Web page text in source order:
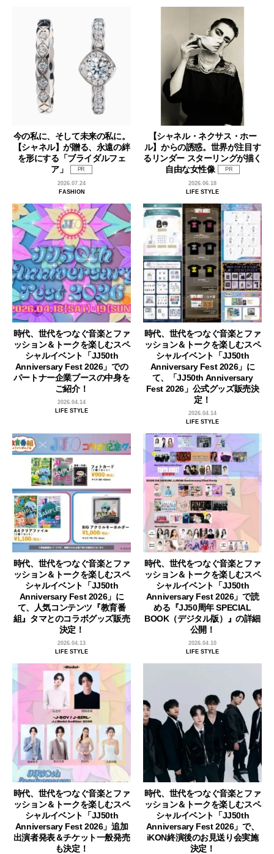
今の私に、そして未来の私に。
【シャネル】が贈る、永遠の絆
を形にする「ブライダルフェ
ア」
PR
2026.07.24
FASHION
【シャネル・ネクサス・ホー
ル】からの誘惑。世界が注目す
るリンダー スターリングが描く
自由な女性像
PR
2026.06.18
LIFE STYLE
時代、世代をつなぐ音楽とファ
ッション＆トークを楽しむスペ
シャルイベント「JJ50th
Anniversary Fest 2026」での
パートナー企業ブースの中身を
ご紹介！
2026.04.14
LIFE STYLE
時代、世代をつなぐ音楽とファ
ッション＆トークを楽しむスペ
シャルイベント「JJ50th
Anniversary Fest 2026」に
て、「JJ50th Anniversary
Fest 2026」公式グッズ販売決
定！
2026.04.14
LIFE STYLE
時代、世代をつなぐ音楽とファ
ッション＆トークを楽しむスペ
シャルイベント「JJ50th
Anniversary Fest 2026」に
て、人気コンテンツ『教育番
組』タマとのコラボグッズ販売
決定！
2026.04.13
LIFE STYLE
時代、世代をつなぐ音楽とファ
ッション＆トークを楽しむスペ
シャルイベント「JJ50th
Anniversary Fest 2026」で読
める『JJ50周年 SPECIAL
BOOK（デジタル版）』の詳細
公開！
2026.04.10
LIFE STYLE
時代、世代をつなぐ音楽とファ
ッション＆トークを楽しむスペ
シャルイベント「JJ50th
Anniversary Fest 2026」追加
出演者発表＆チケット一般発売
も決定！
時代、世代をつなぐ音楽とファ
ッション＆トークを楽しむスペ
シャルイベント「JJ50th
Anniversary Fest 2026」で、
iKON終演後のお見送り会実施
決定！